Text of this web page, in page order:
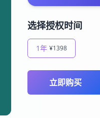
选择授权时间
1年 ¥1398
立即购买